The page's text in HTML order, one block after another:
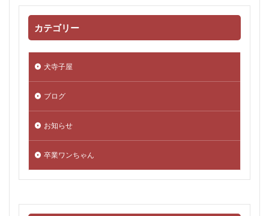
カテゴリー
犬寺子屋
ブログ
お知らせ
卒業ワンちゃん